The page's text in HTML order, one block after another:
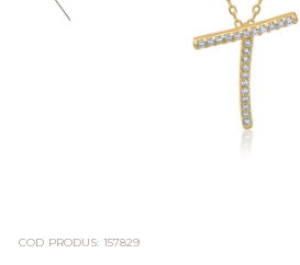
COD PRODUS: 157829